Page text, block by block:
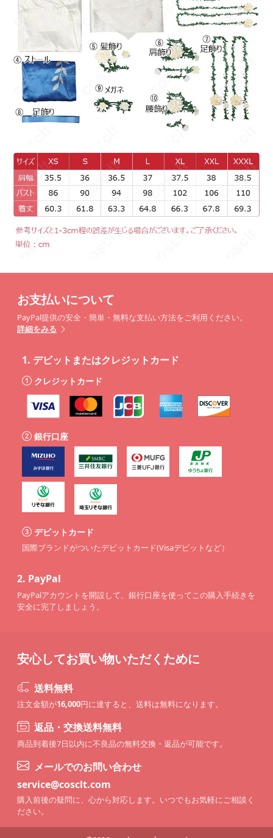
お支払いについて
PayPal提供の安全・簡単・無料な支払い方法をご利用ください。
詳細をみる
1. デビットまたはクレジットカード
クレジットカード
銀行口座
デビットカード
国際ブランドがついたデビットカード(Visaデビットなど）
2. PayPal
PayPalアカウントを開設して、銀行口座を使ってこの購入手続きを
安全に完了しましょう。
安心してお買い物いただくために
送料無料
注文金額が16,000円に達すると、送料は無料になります。
返品・交換送料無料
商品到着後7日以内に不良品の無料交換・返品が可能です。
メールでのお問い合わせ
service@cosclt.com
購入前後の疑問に、心から対応します。いつでもお気軽にご相談く
ださい。